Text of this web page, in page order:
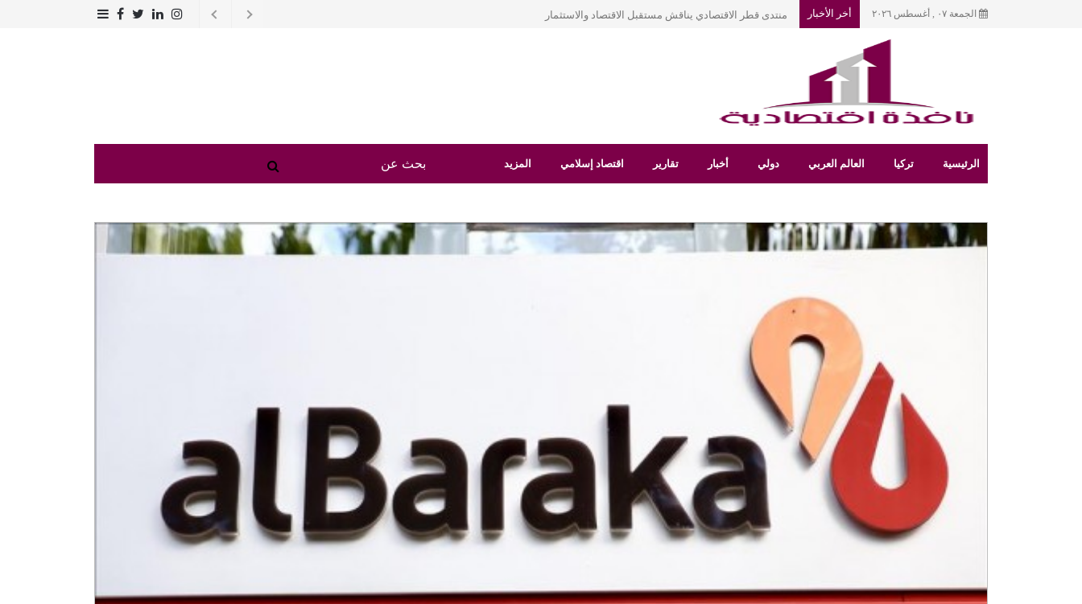
الجمعة ٠٧ , أغسطس ٢٠٢٦ أخر الأخبار بغداد.. مقترح لإنشاء صندوق عربي لإعادة الإعمار بعد الأزمات
الرئيسية تركيا العالم العربي دولي أخبار تقارير اقتصاد إسلامي المزيد